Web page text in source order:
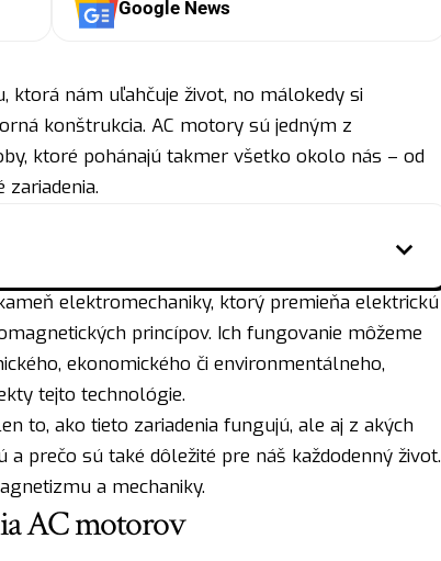
Google News
ktorá nám uľahčuje život, no málokedy si
konštrukcia. AC motory sú jedným z
ktoré pohánajú takmer všetko okolo nás – od
elektromechaniky, ktorý premieňa elektrickú
princípov. Ich fungovanie môžeme
ekonomického či environmentálneho,
tejto technológie.
to, ako tieto zariadenia fungujú, ale aj z akých
prečo sú také dôležité pre náš každodenný život.
a mechaniky.
AC motorov